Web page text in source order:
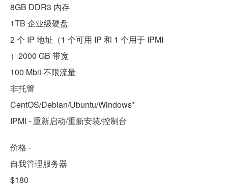
8GB DDR3 内存
1TB 企业级硬盘
2 个 IP 地址（1 个可用 IP 和 1 个用于 IPMI
）2000 GB 带宽
100 Mbit 不限流量
非托管
CentOS/Debian/Ubuntu/Windows*
IPMI - 重新启动/重新安装/控制台
价格 -
自我管理服务器
$180